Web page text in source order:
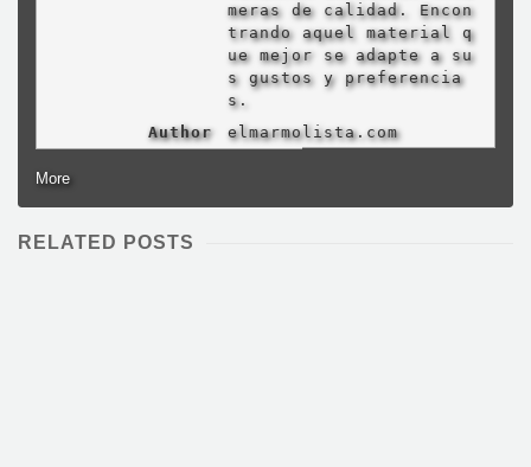
meras de calidad. Encon
trando aquel material q
ue mejor se adapte a su
s gustos y preferencia
s.
Author
elmarmolista.com
More
RELATED POSTS